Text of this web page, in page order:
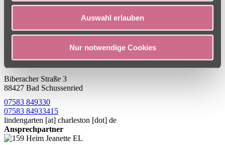
Auswahl erlauben
Nur notwendige Cookies
Adresse
Biberacher Straße 3
88427 Bad Schussenried
07583 849330
07583 84933415
lindengarten [at] charleston [dot] de
Ansprechpartner